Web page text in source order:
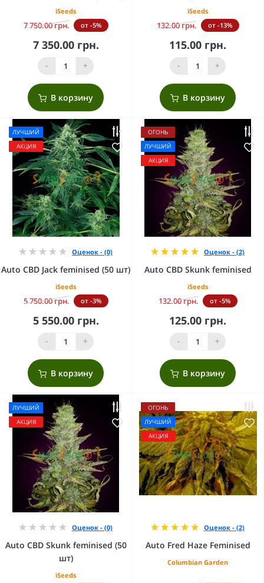
iSeeds
7 750.00 грн. от -5%
7 350.00 грн.
- +
В корзину
iSeeds
132.00 грн. от -13%
115.00 грн.
- +
В корзину
ЛУЧШИЙ
АКЦИЯ
Оценок - (0)
Auto CBD Jack feminised (50 шт)
iSeeds
5 750.00 грн. от -3%
5 550.00 грн.
- +
В корзину
ОГОНЬ
ЛУЧШИЙ
АКЦИЯ
Оценок - (2)
Auto CBD Skunk feminised
iSeeds
132.00 грн. от -5%
125.00 грн.
- +
В корзину
ЛУЧШИЙ
АКЦИЯ
Оценок - (0)
Auto CBD Skunk feminised (50
шт)
iSeeds
ОГОНЬ
ЛУЧШИЙ
АКЦИЯ
Оценок - (2)
Auto Fred Haze Feminised
Columbian Garden